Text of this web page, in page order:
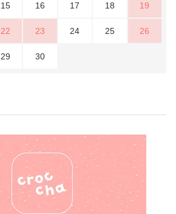
15 16 17 18 19
22 23 24 25 26
29 30